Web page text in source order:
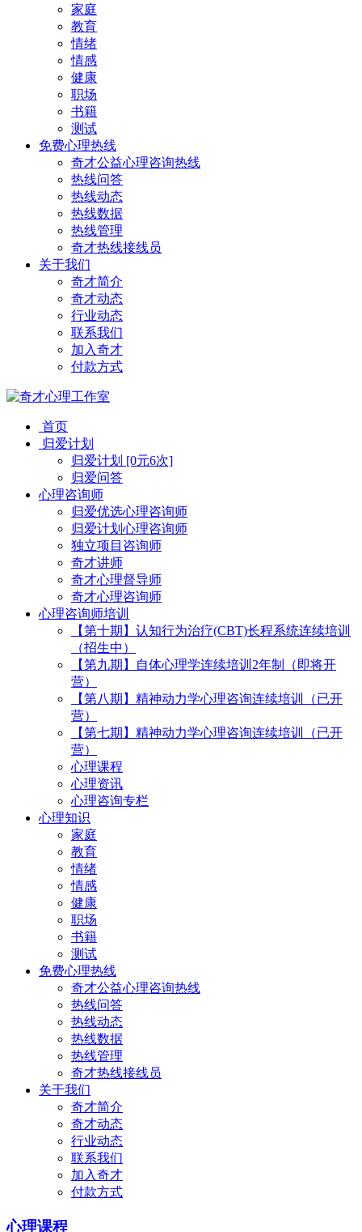
家庭
教育
情绪
情感
健康
职场
书籍
测试
免费心理热线
奇才公益心理咨询热线
热线问答
热线动态
热线数据
热线管理
奇才热线接线员
关于我们
奇才简介
奇才动态
行业动态
联系我们
加入奇才
付款方式
首页
归爱计划
归爱计划 [0元6次]
归爱问答
心理咨询师
归爱优选心理咨询师
归爱计划心理咨询师
独立项目咨询师
奇才讲师
奇才心理督导师
奇才心理咨询师
心理咨询师培训
【第十期】认知行为治疗(CBT)长程系统连续培训
（招生中）
【第九期】自体心理学连续培训2年制（即将开
营）
【第八期】精神动力学心理咨询连续培训（已开
营）
【第七期】精神动力学心理咨询连续培训（已开
营）
心理课程
心理资讯
心理咨询专栏
心理知识
家庭
教育
情绪
情感
健康
职场
书籍
测试
免费心理热线
奇才公益心理咨询热线
热线问答
热线动态
热线数据
热线管理
奇才热线接线员
关于我们
奇才简介
奇才动态
行业动态
联系我们
加入奇才
付款方式
心理课程